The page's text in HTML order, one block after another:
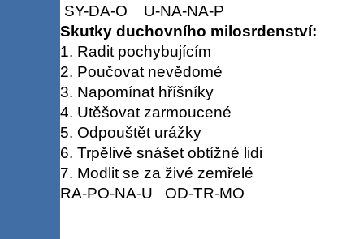
SY-DA-O U-NA-NA-P
Skutky duchovního milosrdenství:
1. Radit pochybujícím
2. Poučovat nevědomé
3. Napomínat hříšníky
4. Utěšovat zarmoucené
5. Odpouštět urážky
6. Trpělivě snášet obtížné lidi
7. Modlit se za živé zemřelé
RA-PO-NA-U OD-TR-MO